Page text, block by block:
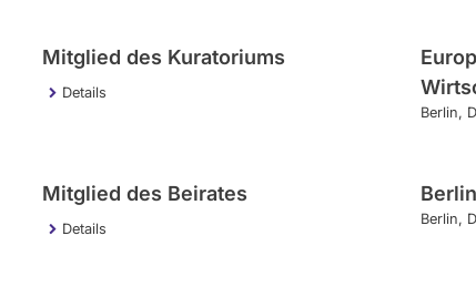
Mitglied des Kuratoriums
Details
Berlin
Mitglied des Beirates
Details
Berlin